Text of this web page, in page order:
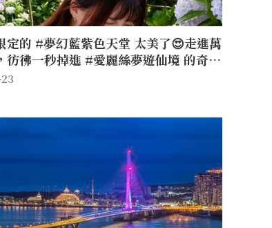
定的 #夢幻藍紫色天堂 太美了😍走進萬
彷彿一秒掉進 #愛麗絲夢遊仙境 的奇幻
佔地 #8000坪 的超大空間，是全台最
大花牆 還是被花海簇擁的 #夢幻鞦韆
像 #童話場景 一樣好拍，隨手一拍都仙